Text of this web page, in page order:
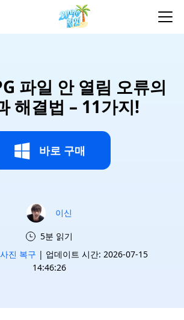
파일 안 열림 오류의
해결법 – 11가지!
바로 구매
이신
5분 읽기
진 복구 | 업데이트 시간: 2026-07-15
14:46:26